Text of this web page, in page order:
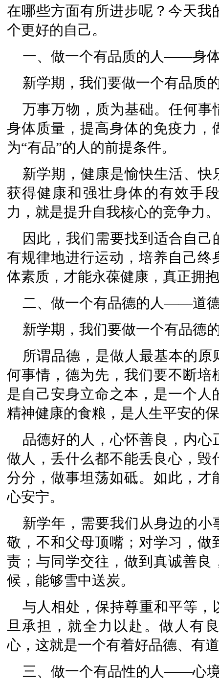
在哪些方面有所进步呢？今天
个更好的自己。
一、做一个有品质的人——身
新学期，我们要做一个有品质
万事万物，质为基础。任何
身体质量，提高身体的免疫力
为“有品”的人的前提条件。
新学期，健康是愉快生活、
获得健康和强壮身体的有效手
力，就是提升自我核心的竞争力。
因此，我们需要找到适合自
有规律地进行运动，培养自己
体素质，才能永葆健康，真正拥
二、做一个有品德的人——道
新学期，我们要做一个有品德
所谓品德，是做人最基本的
何事情，德为先，我们要不断
是自己安身立命之本，是一个
精神健康的食粮，是人生平安的
品德好的人，心怀善良，内
做人，丢什么都不能丢良心，
分分，做事坦荡如砥。如此，
心安宁。
新学年，需要我们从身边的
敬，不和父母顶嘴；对学习，
责；与同学交往，做到真诚善
候，能够雪中送炭。
与人相处，保持尊重和平等
旦承担，就全力以赴。做人有
心，这就是一个有着好品德、有
三、做一个有品性的人——心